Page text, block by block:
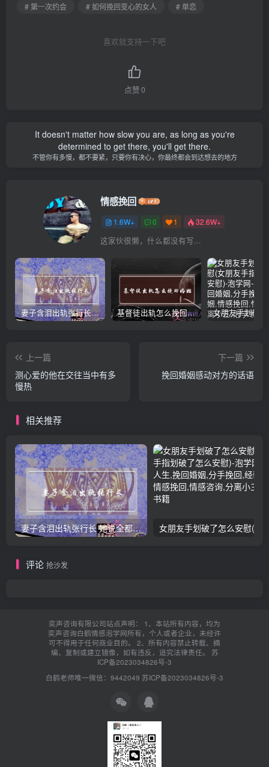
# 第一次约会
# 如何挽回变心的女人 # 单恋
喜欢就支持一下吧
点赞0
It doesn't matter how slow you are, as long as you're
determined to get there, you'll get there.
不管你有多慢，都不要紧，只要你有决心，你最终都会到达想去的地方
情感挽回
1.6W+ 0 1 32.6W+
这家伙很懒，什么都没有写...
妻子含泪出轨张行长 她说全都是因为家中 基督徒出轨怎么挽回婚姻(基督徒面对出轨婚姻)
上一篇
测心爱的他在交往当中有多
慢热
下一篇
挽回婚姻感动对方的话语
相关推荐
妻子含泪出轨张行长 她说全都是因为家中
评论 抢沙发
奕声咨询有限公司站点声明： 1、本站所有内容，均为
奕声咨询白鹤情感泡学网所有，个人或者企业，未经许
可不得用于任何商业目的。 2、所有内容禁止转载、摘
编、复制或建立镜像，如有违反，追究法律责任。 苏
ICP备2023034826号-3
白鹤老师唯一微信：9442049 苏ICP备2023034826号-3